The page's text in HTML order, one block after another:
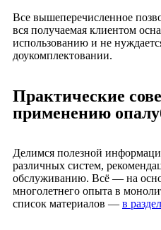
Все вышеперечисленное
вся получаемая клиентом
использованию и не
доукомплектовании.
Практические
применению
Делимся полезной
различных систем,
обслуживанию. Всё — на
многолетнего опыта в
список материалов — в